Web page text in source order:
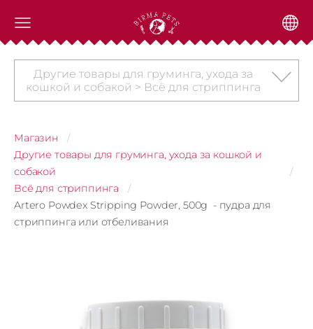
Другие товары для груминга, ухода за
кошкой и собакой > Всё для стриппинга
Магазин
Другие товары для груминга, ухода за кошкой и
собакой
Всё для стриппинга
Artero Powdex Stripping Powder, 500g - пудра для
стриппинга или отбеливания